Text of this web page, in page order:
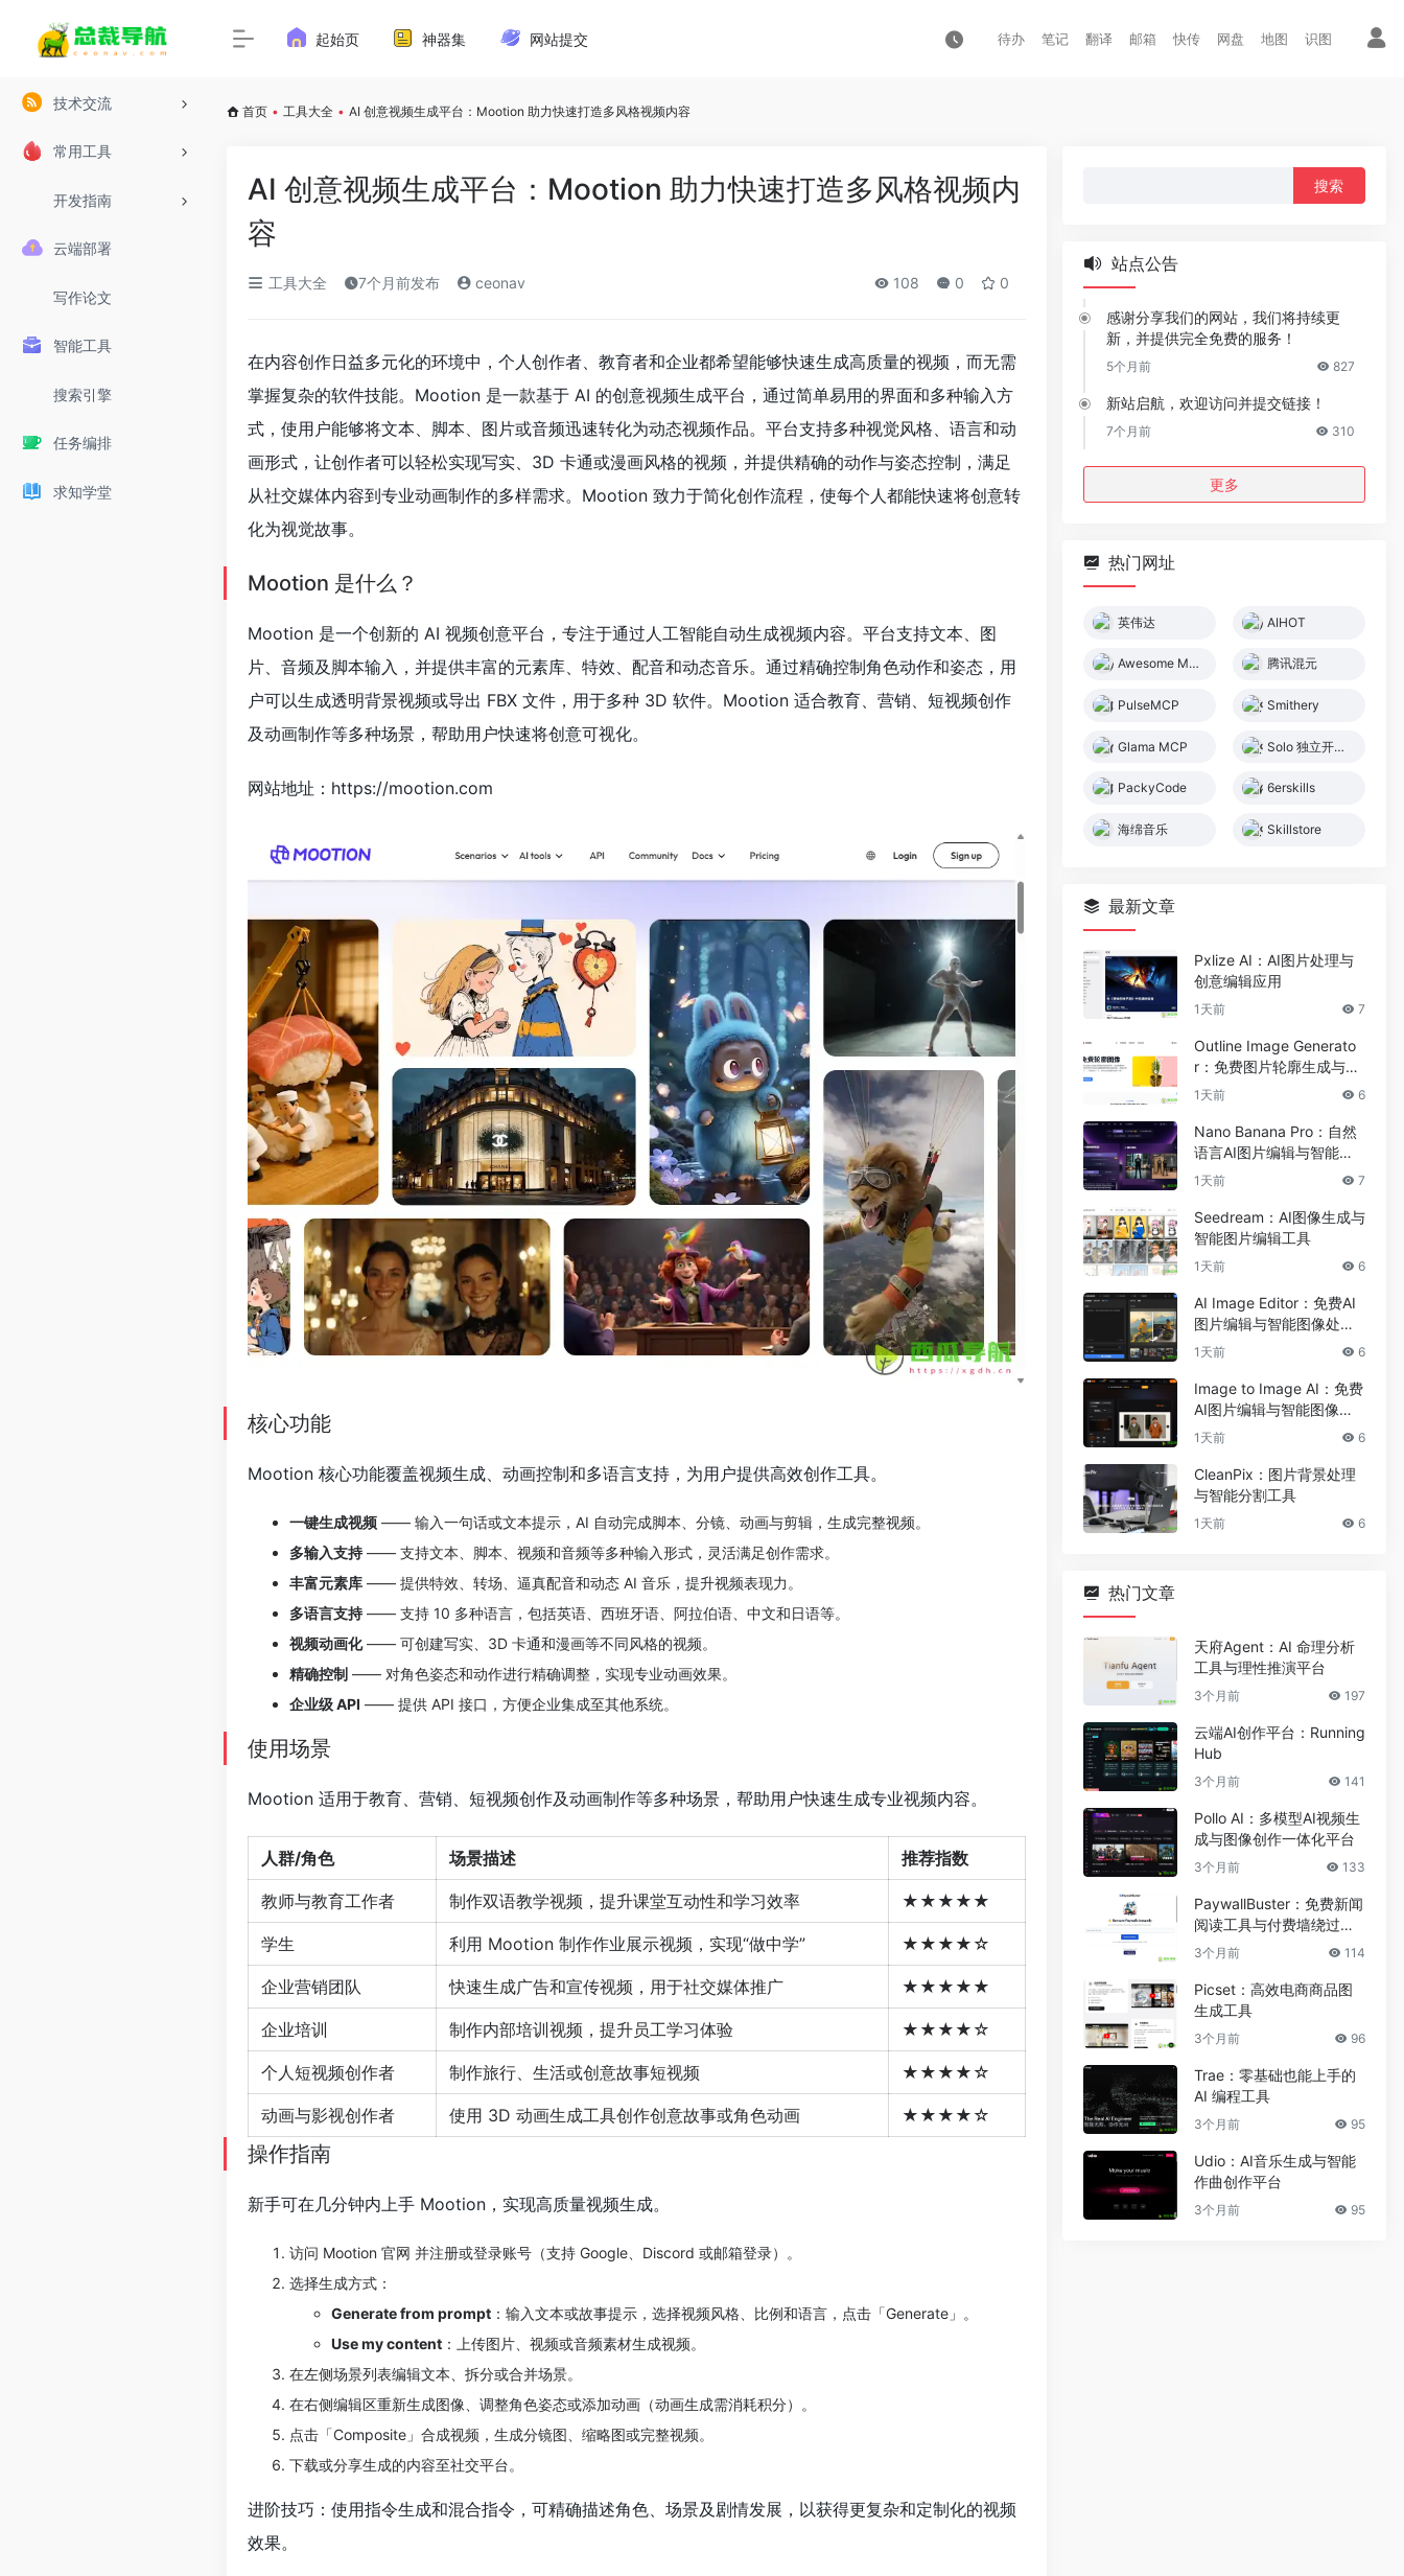
技术交流
常用工具
开发指南
云端部署
写作论文
智能工具
搜索引擎
任务编排
求知学堂
起始页 神器集 网站提交 待办 笔记 翻译 邮箱 快传 网盘 地图 识图
首页 • 工具大全 • AI 创意视频生成平台：Mootion 助力快速打造多风格视频内容
AI 创意视频生成平台：Mootion 助力快速打造多风格视频内
容
工具大全 7个月前发布 ceonav 108 0 0
在内容创作日益多元化的环境中，个人创作者、教育者和企业都希望能够快速生成高质量的视频，而无需
掌握复杂的软件技能。Mootion 是一款基于 AI 的创意视频生成平台，通过简单易用的界面和多种输入方
式，使用户能够将文本、脚本、图片或音频迅速转化为动态视频作品。平台支持多种视觉风格、语言和动
画形式，让创作者可以轻松实现写实、3D 卡通或漫画风格的视频，并提供精确的动作与姿态控制，满足
从社交媒体内容到专业动画制作的多样需求。Mootion 致力于简化创作流程，使每个人都能快速将创意转
化为视觉故事。
Mootion 是什么？
Mootion 是一个创新的 AI 视频创意平台，专注于通过人工智能自动生成视频内容。平台支持文本、图
片、音频及脚本输入，并提供丰富的元素库、特效、配音和动态音乐。通过精确控制角色动作和姿态，用
户可以生成透明背景视频或导出 FBX 文件，用于多种 3D 软件。Mootion 适合教育、营销、短视频创作
及动画制作等多种场景，帮助用户快速将创意可视化。
网站地址：https://mootion.com
核心功能
Mootion 核心功能覆盖视频生成、动画控制和多语言支持，为用户提供高效创作工具。
一键生成视频 —— 输入一句话或文本提示，AI 自动完成脚本、分镜、动画与剪辑，生成完整视频。
多输入支持 —— 支持文本、脚本、视频和音频等多种输入形式，灵活满足创作需求。
丰富元素库 —— 提供特效、转场、逼真配音和动态 AI 音乐，提升视频表现力。
多语言支持 —— 支持 10 多种语言，包括英语、西班牙语、阿拉伯语、中文和日语等。
视频动画化—— 可创建写实、3D 卡通和漫画等不同风格的视频。
精确控制 —— 对角色姿态和动作进行精确调整，实现专业动画效果。
企业级 API —— 提供 API 接口，方便企业集成至其他系统。
使用场景
Mootion 适用于教育、营销、短视频创作及动画制作等多种场景，帮助用户快速生成专业视频内容。
人群/角色 场景描述 推荐指数
教师与教育工作者 制作双语教学视频，提升课堂互动性和学习效率 ★★★★★
学生 利用 Mootion 制作作业展示视频，实现“做中学” ★★★★☆
企业营销团队 快速生成广告和宣传视频，用于社交媒体推广 ★★★★★
企业培训 制作内部培训视频，提升员工学习体验 ★★★★☆
个人短视频创作者 制作旅行、生活或创意故事短视频 ★★★★☆
动画与影视创作者 使用 3D 动画生成工具创作创意故事或角色动画 ★★★★☆
操作指南
新手可在几分钟内上手 Mootion，实现高质量视频生成。
访问 Mootion 官网 并注册或登录账号（支持 Google、Discord 或邮箱登录）。
选择生成方式：
Generate from prompt ：输入文本或故事提示，选择视频风格、比例和语言，点击「Generate」。
Use my content ：上传图片、视频或音频素材生成视频。
在左侧场景列表编辑文本、拆分或合并场景。
在右侧编辑区重新生成图像、调整角色姿态或添加动画（动画生成需消耗积分）。
点击「Composite」合成视频，生成分镜图、缩略图或完整视频。
下载或分享生成的内容至社交平台。
进阶技巧：使用指令生成和混合指令，可精确描述角色、场景及剧情发展，以获得更复杂和定制化的视频
效果。
站点公告
感谢分享我们的网站，我们将持续更
新，并提供完全免费的服务！
5个月前 827
新站启航，欢迎访问并提交链接！
7个月前 310
更多
热门网址
英伟达 AIHOT
Awesome MCP Servers 腾讯混元
PulseMCP Smithery
Glama MCP Solo 独立开发者社区
PackyCode 6erskills
海绵音乐 Skillstore
最新文章
Pxlize AI：AI图片处理与
创意编辑应用
1天前 7
Outline Image Generato
r：免费图片轮廓生成与在
线图像编辑工具
1天前 6
Nano Banana Pro：自然
语言AI图片编辑与智能图
像处理工具
1天前 7
Seedream：AI图像生成与
智能图片编辑工具
1天前 6
AI Image Editor：免费AI
图片编辑与智能图像处理
工具
1天前 6
Image to Image AI：免费
AI图片编辑与智能图像处
理工具
1天前 6
CleanPix：图片背景处理
与智能分割工具
1天前 6
热门文章
天府Agent：AI 命理分析
工具与理性推演平台
3个月前 197
云端AI创作平台：Running
Hub
3个月前 141
Pollo AI：多模型AI视频生
成与图像创作一体化平台
3个月前 133
PaywallBuster：免费新闻
阅读工具与付费墙绕过助
手
3个月前 114
Picset：高效电商商品图
生成工具
3个月前 96
Trae：零基础也能上手的
AI 编程工具
3个月前 95
Udio：AI音乐生成与智能
作曲创作平台
3个月前 95